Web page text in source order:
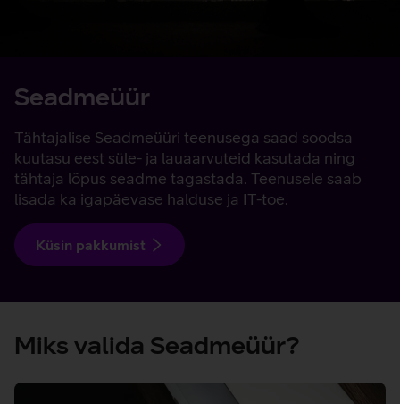
Seadmeüür
Tähtajalise Seadmeüüri teenusega saad soodsa
kuutasu eest süle- ja lauaarvuteid kasutada ning
tähtaja lõpus seadme tagastada. Teenusele saab
lisada ka igapäevase halduse ja IT-toe.
Küsin pakkumist
Miks valida Seadmeüür?